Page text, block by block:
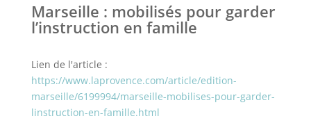
Marseille : mobilisés pour garder
l’instruction en famille
Lien de l'article :
https://www.laprovence.com/article/edition-
marseille/6199994/marseille-mobilises-pour-garder-
linstruction-en-famille.html